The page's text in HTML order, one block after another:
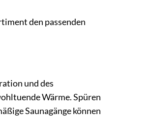
den passenden
und des
Wärme. Spüren
Saunagänge können